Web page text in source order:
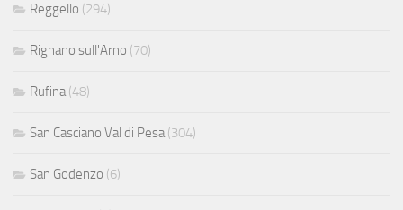
Reggello (294)
Rignano sull'Arno (70)
Rufina(48)
San Casciano Val di Pesa(304)
San Godenzo (6)